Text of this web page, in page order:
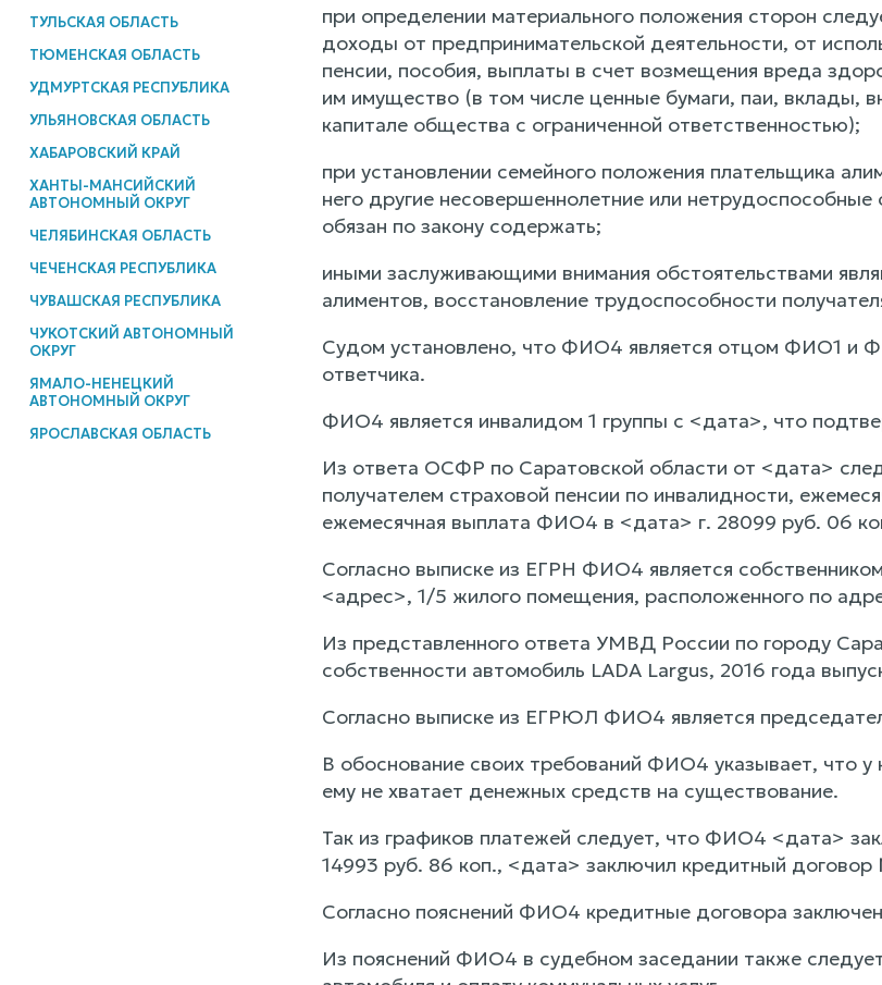
ТУЛЬСКАЯ ОБЛАСТЬ
ТЮМЕНСКАЯ ОБЛАСТЬ
УДМУРТСКАЯ РЕСПУБЛИКА
УЛЬЯНОВСКАЯ ОБЛАСТЬ
ХАБАРОВСКИЙ КРАЙ
ХАНТЫ-МАНСИЙСКИЙ
АВТОНОМНЫЙ ОКРУГ
ЧЕЛЯБИНСКАЯ ОБЛАСТЬ
ЧЕЧЕНСКАЯ РЕСПУБЛИКА
ЧУВАШСКАЯ РЕСПУБЛИКА
ЧУКОТСКИЙ АВТОНОМНЫЙ
ОКРУГ
ЯМАЛО-НЕНЕЦКИЙ
АВТОНОМНЫЙ ОКРУГ
ЯРОСЛАВСКАЯ ОБЛАСТЬ
при определении материального положения сторон
доходы от предпринимательской деятельности, от
пенсии, пособия, выплаты в счет возмещения вреда
им имущество (в том числе ценные бумаги, паи, вклады,
капитале общества с ограниченной ответственностью);
при установлении семейного положения плательщика
него другие несовершеннолетние или
обязан по закону содержать;
иными заслуживающими внимания обстоятельствами
алиментов, восстановление трудоспособности
Судом установлено, что ФИО4 является отцом ФИО1 и
ответчика.
ФИО4 является инвалидом 1 группы с <дата>, что
Из ответа ОСФР по Саратовской области от <дата>
получателем страховой пенсии по инвалидности,
ежемесячная выплата ФИО4 в <дата> г. 28099 руб. 06
Согласно выписке из ЕГРН ФИО4 является
<адрес>, 1/5 жилого помещения, расположенного по
Из представленного ответа УМВД России по городу
собственности автомобиль LADA Largus, 2016 года
Согласно выписке из ЕГРЮЛ ФИО4 является
В обоснование своих требований ФИО4 указывает, что у
ему не хватает денежных средств на существование.
Так из графиков платежей следует, что ФИО4 <дата>
14993 руб. 86 коп., <дата> заключил кредитный
Согласно пояснений ФИО4 кредитные договора
Из пояснений ФИО4 в судебном заседании также